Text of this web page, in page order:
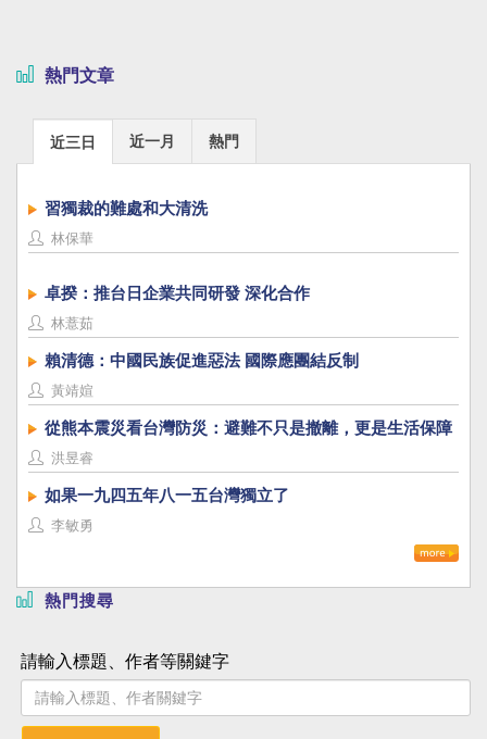
熱門文章
近三日 近一月 熱門
習獨裁的難處和大清洗
林保華
卓揆：推台日企業共同研發 深化合作
林薏茹
賴清德：中國民族促進惡法 國際應團結反制
黃靖媗
從熊本震災看台灣防災：避難不只是撤離，更是生活保障
洪昱睿
如果一九四五年八一五台灣獨立了
李敏勇
熱門搜尋
請輸入標題、作者等關鍵字